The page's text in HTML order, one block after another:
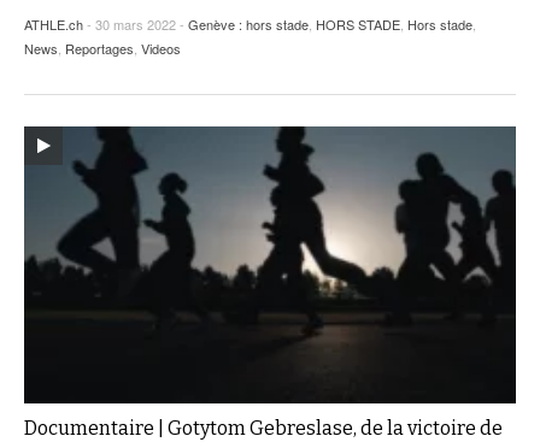
ATHLE.ch- 30 mars 2022 - Genève : hors stade HORS STADE Hors stade
News Reportages Videos
Documentaire | Gotytom Gebreslase, de la victoire de